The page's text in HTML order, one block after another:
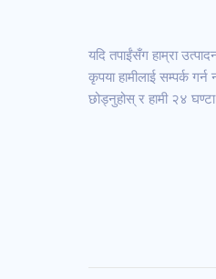
यदि तपाईंसँग हाम्रा
कृपया हामीलाई सम्पर्क
छोड्नुहोस् र हामी २४